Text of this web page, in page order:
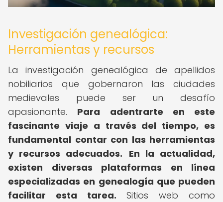
Investigación genealógica:
Herramientas y recursos
La investigación genealógica de apellidos
nobiliarios que gobernaron las ciudades
medievales puede ser un desafío
apasionante. Para adentrarte en este
fascinante viaje a través del tiempo, es
fundamental contar con las herramientas
y recursos adecuados. En la actualidad,
existen diversas plataformas en línea
especializadas en genealogía que pueden
facilitar esta tarea. Sitios web como